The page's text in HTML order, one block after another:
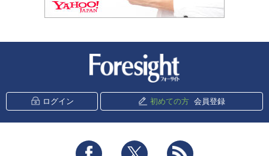
ログイン 初めての方 会員登録
Facebook Twitter